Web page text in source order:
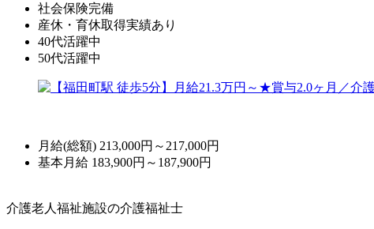
社会保険完備
産休・育休取得実績あり
40代活躍中
50代活躍中
月給(総額) 213,000円～217,000円
基本月給 183,900円～187,900円
介護老人福祉施設の介護福祉士